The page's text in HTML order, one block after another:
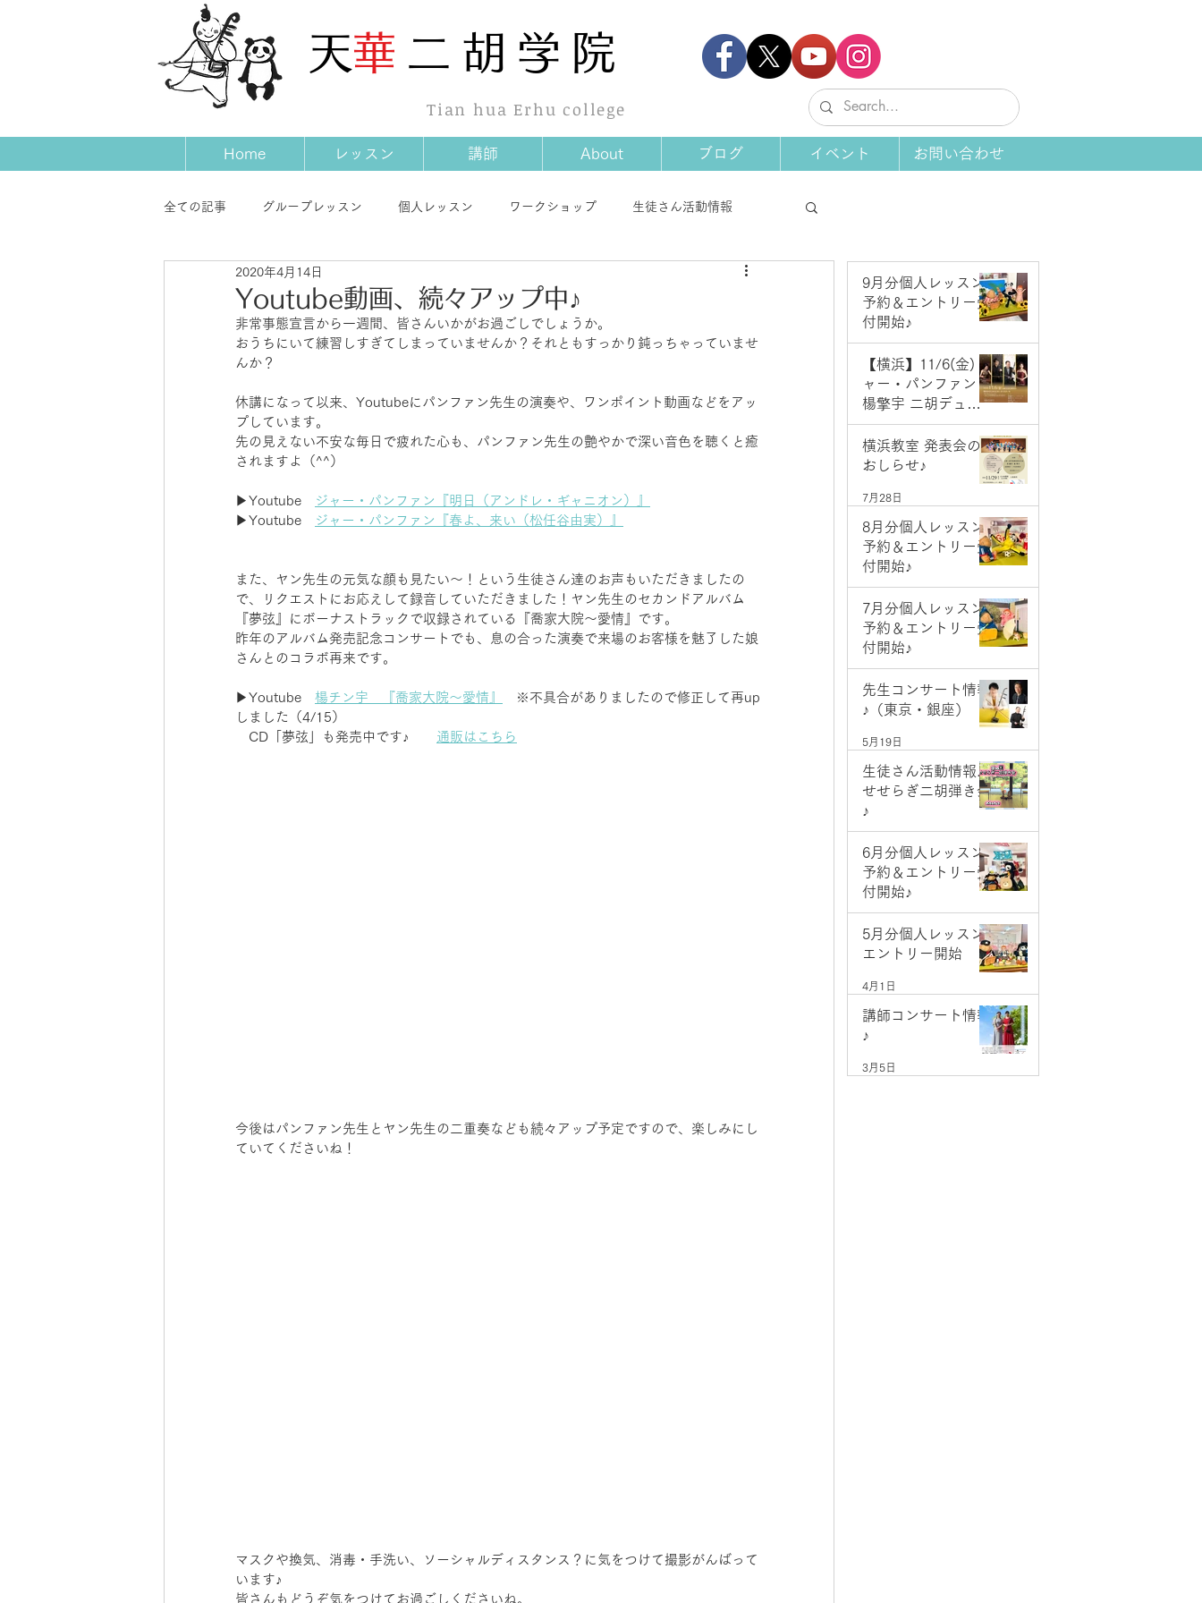
​天華 二胡学院
Tian hua Erhu college
Home レッスン 講師 About ブログ イベント お問い合わせ
全ての記事 グループレッスン 個人レッスン ワークショップ 生徒さん活動情報
発表会 コンサート
Youtube動画、続々アップ中♪
2020年4月14日
非常事態宣言から一週間、皆さんいかがお過ごしでしょうか。
おうちにいて練習しすぎてしまっていませんか？それともすっかり鈍っちゃっていませ
んか？
休講になって以来、Youtubeにパンファン先生の演奏や、ワンポイント動画などをアッ
プしています。
先の見えない不安な毎日で疲れた心も、パンファン先生の艶やかで深い音色を聴くと癒
されますよ（^^）
▶Youtube
ジャー・パンファン『明日（アンドレ・ギャニオン）』
▶Youtube
ジャー・パンファン『春よ、来い（松任谷由実）』
また、ヤン先生の元気な顔も見たい～！という生徒さん達のお声もいただきましたの
で、リクエストにお応えして録音していただきました！ヤン先生のセカンドアルバム
『夢弦』にボーナストラックで収録されている『喬家大院～愛情』です。
昨年のアルバム発売記念コンサートでも、息の合った演奏で来場のお客様を魅了した娘
さんとのコラボ再来です。
▶Youtube 楊チン宇　『喬家大院～愛情』
※不具合がありましたので修正して再up
しました（4/15）
CD「夢弦」も発売中です♪ 通販はこちら
今後はパンファン先生とヤン先生の二重奏なども続々アップ予定ですので、楽しみにし
ていてくださいね！
マスクや換気、消毒・手洗い、ソーシャルディスタンス？に気をつけて撮影がんばって
います♪
皆さんもどうぞ気をつけてお過ごしくださいね。
9月分個人レッスン
予約＆エントリー受
付開始♪
【横浜】11/6(金) ジ
ャー・パンファン＆
楊擎宇 二胡デュオ
コンサート
横浜教室 発表会の
おしらせ♪
7月28日
8月分個人レッスン
予約＆エントリー受
付開始♪
7月分個人レッスン
予約＆エントリー受
付開始♪
先生コンサート情報
♪（東京・銀座）
5月19日
生徒さん活動情報♪
せせらぎ二胡弾き会
♪
6月分個人レッスン
予約＆エントリー受
付開始♪
5月分個人レッスン
エントリー開始
4月1日
講師コンサート情報
♪
3月5日